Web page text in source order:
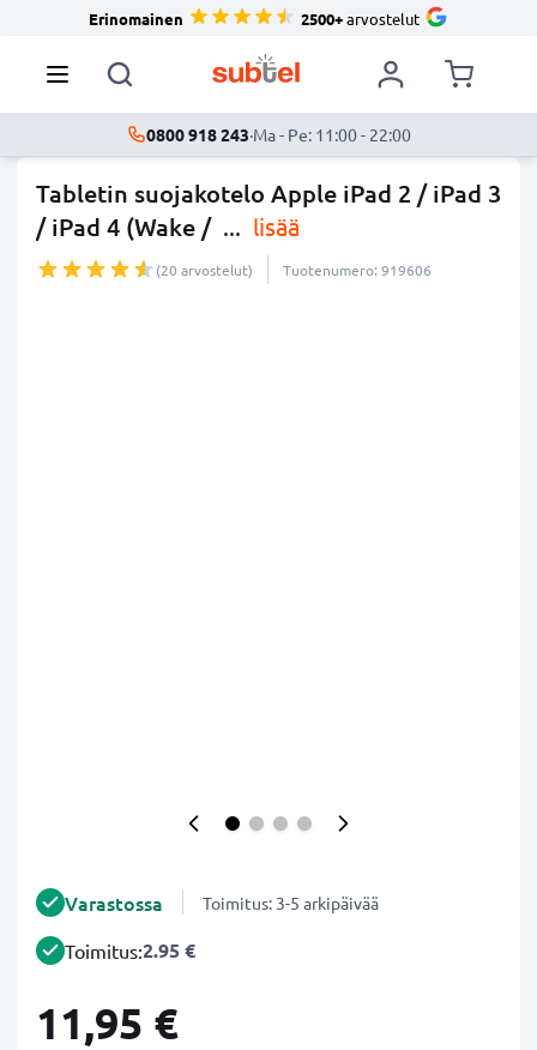
Erinomainen 2500+arvostelut
0800 918 243·Ma - Pe: 11:00 - 22:00
Tabletin suojakotelo Apple iPad 2 / iPad 3
/ iPad 4 (Wake / ... lisää
(20 arvostelut) Tuotenumero: 919606
Varastossa Toimitus: 3-5 arkipäivää
Toimitus:2.95 €
11,95 €